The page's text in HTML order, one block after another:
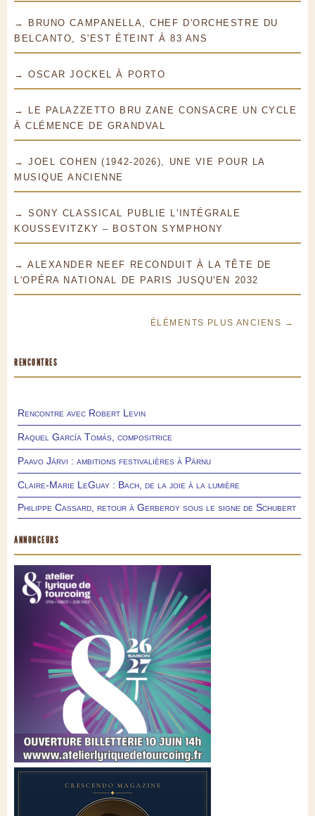
→ BRUNO CAMPANELLA, CHEF D'ORCHESTRE DU
BELCANTO, S'EST ÉTEINT À 83 ANS
→ OSCAR JOCKEL À PORTO
→ LE PALAZZETTO BRU ZANE CONSACRE UN CYCLE
À CLÉMENCE DE GRANDVAL
→ JOEL COHEN (1942-2026), UNE VIE POUR LA
MUSIQUE ANCIENNE
→ SONY CLASSICAL PUBLIE L'INTÉGRALE
KOUSSEVITZKY – BOSTON SYMPHONY
→ ALEXANDER NEEF RECONDUIT À LA TÊTE DE
L'OPÉRA NATIONAL DE PARIS JUSQU'EN 2032
ÉLÉMENTS PLUS ANCIENS →
RENCONTRES
Rencontre avec Robert Levin
Raquel García Tomás, compositrice
Paavo Järvi : ambitions festivalières à Pärnu
Claire-Marie LeGuay : Bach, de la joie à la lumière
Philippe Cassard, retour à Gerberoy sous le signe de Schubert
ANNONCEURS